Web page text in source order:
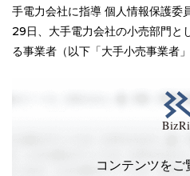
手電力会社に指導 個人情報保護
29日、大手電力会社の小売部門と
る事業者（以下「大手小売事業者
コンテンツをご